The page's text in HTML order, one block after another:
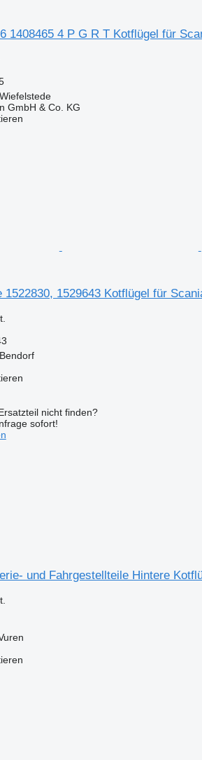
1408465 4 P G R T Kotflügel für
GmbH & Co. KG
1522830, 1529643 Kotflügel für
nicht finden?
sofort!
und Fahrgestellteile Hintere